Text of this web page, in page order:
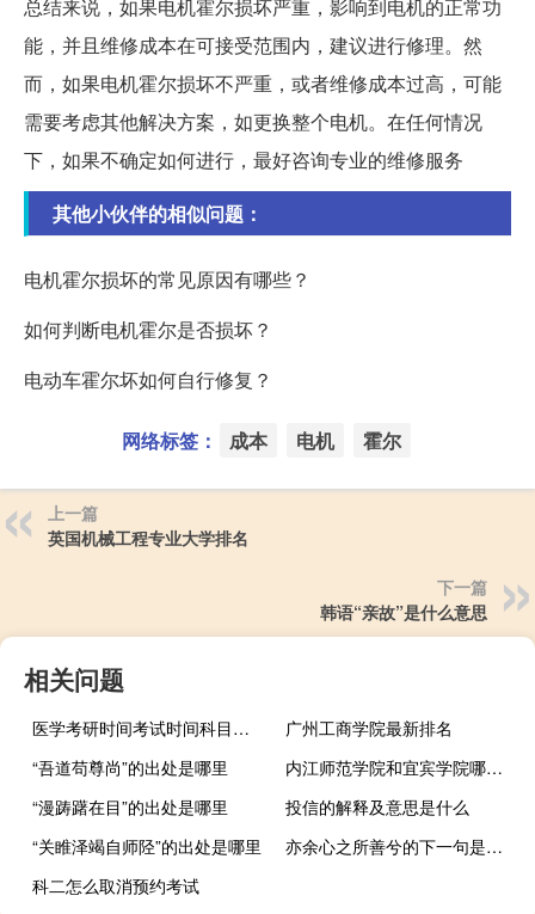
总结来说，如果电机霍尔损坏严重，影响到电机的正常功
能，并且维修成本在可接受范围内，建议进行修理。然
而，如果电机霍尔损坏不严重，或者维修成本过高，可能
需要考虑其他解决方案，如更换整个电机。在任何情况
下，如果不确定如何进行，最好咨询专业的维修服务
其他小伙伴的相似问题：
电机霍尔损坏的常见原因有哪些？
如何判断电机霍尔是否损坏？
电动车霍尔坏如何自行修复？
网络标签： 成本 电机 霍尔
上一篇
英国机械工程专业大学排名
下一篇
韩语“亲故”是什么意思
相关问题
医学考研时间考试时间科目安排
广州工商学院最新排名
“吾道苟尊尚”的出处是哪里
内江师范学院和宜宾学院哪个好
“漫踌躇在目”的出处是哪里
投信的解释及意思是什么
“关睢泽竭自师陉”的出处是哪里
亦余心之所善兮的下一句是什么
科二怎么取消预约考试